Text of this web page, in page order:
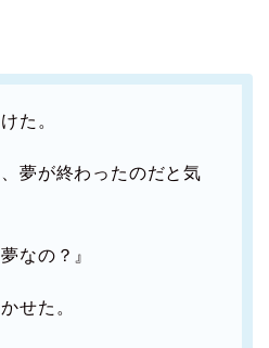
た。
夢が終わったのだと気
なの？』
せた。